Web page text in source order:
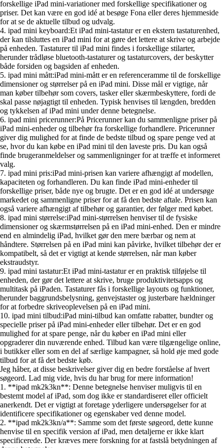
forskellige iPad mini-variationer med forskellige specifikationer og
priser. Det kan være en god idé at besøge Fona eller deres hjemmeside
for at se de aktuelle tilbud og udvalg.
4. ipad mini keyboard:Et iPad mini-tastatur er en ekstern tastaturenhed,
der kan tilsluttes en iPad mini for at gøre det lettere at skrive og arbejde
på enheden. Tastaturer til iPad mini findes i forskellige stilarter,
herunder trådløse bluetooth-tastaturer og tastaturcovers, der beskytter
både forsiden og bagsiden af enheden.
5. ipad mini mått:iPad mini-mått er en referenceramme til de forskellige
dimensioner og størrelser på en iPad mini. Disse mål er vigtige, når
man køber tilbehør som covers, tasker eller skærmbeskyttere, fordi de
skal passe nøjagtigt til enheden. Typisk henvises til længden, bredden
og tykkelsen af iPad mini under denne betegnelse.
6. ipad mini pricerunner:På Pricerunner kan du sammenligne priser på
iPad mini-enheder og tilbehør fra forskellige forhandlere. Pricerunner
giver dig mulighed for at finde de bedste tilbud og spare penge ved at
se, hvor du kan købe en iPad mini til den laveste pris. Du kan også
finde brugeranmeldelser og sammenligninger for at træffe et informeret
valg.
7. ipad mini pris:iPad mini-prisen kan variere afhængigt af modellen,
kapaciteten og forhandleren. Du kan finde iPad mini-enheder til
forskellige priser, både nye og brugte. Det er en god idé at undersøge
markedet og sammenligne priser for at få den bedste aftale. Prisen kan
også variere afhængigt af tilbehør og garantier, der følger med købet.
8. ipad mini størrelse:iPad mini-størrelsen henviser til de fysiske
dimensioner og skærmstørrelsen på en iPad mini-enhed. Den er mindre
end en almindelig iPad, hvilket gør den mere bærbar og nem at
håndtere. Størrelsen på en iPad mini kan påvirke, hvilket tilbehør der er
kompatibelt, så det er vigtigt at kende størrelsen, når man køber
ekstraudstyr.
9. ipad mini tastatur:Et iPad mini-tastatur er en praktisk tilføjelse til
enheden, der gør det lettere at skrive, bruge produktivitetsapps og
multitask på iPaden. Tastaturer fås i forskellige layouts og funktioner,
herunder baggrundsbelysning, genvejstaster og justerbare hældninger
for at forbedre skriveoplevelsen på en iPad mini.
10. ipad mini tilbud:iPad mini-tilbud kan omfatte rabatter, bundter og
specielle priser på iPad mini-enheder eller tilbehør. Det er en god
mulighed for at spare penge, når du køber en iPad mini eller
opgraderer din nuværende enhed. Tilbud kan være tilgængelige online,
i butikker eller som en del af særlige kampagner, så hold øje med gode
tilbud for at få det bedste køb.
Jeg håber, at disse beskrivelser giver dig en bedre forståelse af hvert
søgeord. Lad mig vide, hvis du har brug for mere information!
1. **ipad mk2k3kn**: Denne betegnelse henviser muligvis til en
bestemt model af iPad, som dog ikke er standardiseret eller officielt
anerkendt. Det er vigtigt at foretage yderligere undersøgelser for at
identificere specifikationer og egenskaber ved denne model.
2. **ipad mk2k3kn/a**: Samme som det første søgeord, dette kunne
henvise til en specifik version af iPad, men detaljerne er ikke klart
specificerede. Der kræves mere forskning for at fastslå betydningen af